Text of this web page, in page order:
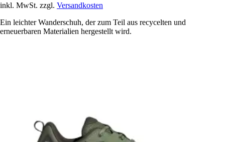
inkl. MwSt. zzgl. Versandkosten
Ein leichter Wanderschuh, der zum Teil aus recycelten und
erneuerbaren Materialien hergestellt wird.